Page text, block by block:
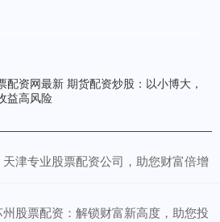
配资网最新 期货配资炒股：以小博大，
益高风险
津专业股票配资公司，助您财富倍增
股票配资：解锁财富新高度，助您投